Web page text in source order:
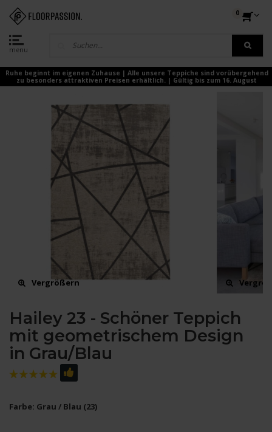
menu
0
Ruhe beginnt im eigenen Zuhause | Alle unsere Teppiche sind vorübergehend
zu besonders attraktiven Preisen erhältlich. | Gültig bis zum 16. August
Vergrößern
Hailey 23 - Schöner Teppich
mit geometrischem Design
in Grau/Blau
Farbe: Grau / Blau (23)